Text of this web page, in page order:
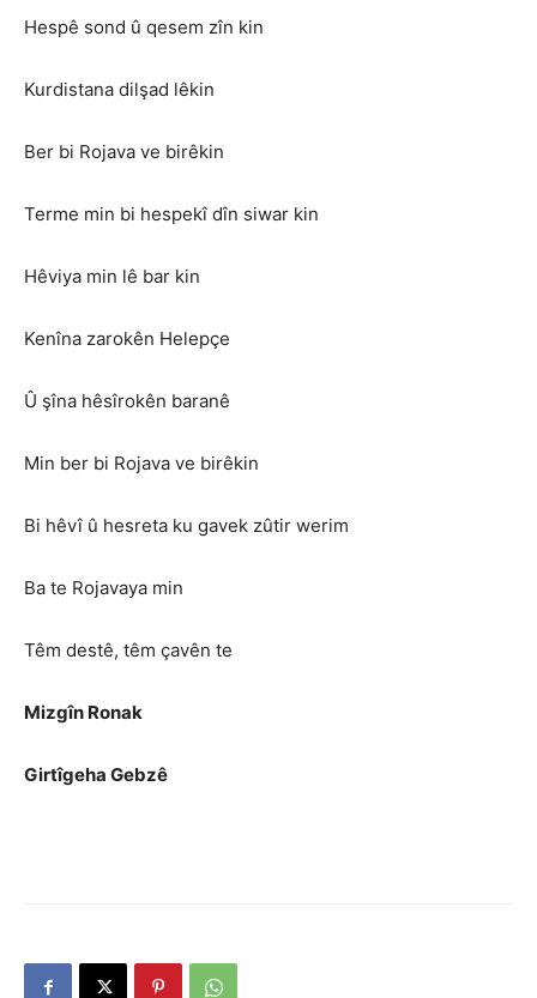
Hespê sond û qesem zîn kin
Kurdistana dilşad lêkin
Ber bi Rojava ve birêkin
Terme min bi hespekî dîn siwar kin
Hêviya min lê bar kin
Kenîna zarokên Helepçe
Û şîna hêsîrokên baranê
Min ber bi Rojava ve birêkin
Bi hêvî û hesreta ku gavek zûtir werim
Ba te Rojavaya min
Têm destê, têm çavên te
Mizgîn Ronak
Girtîgeha Gebzê